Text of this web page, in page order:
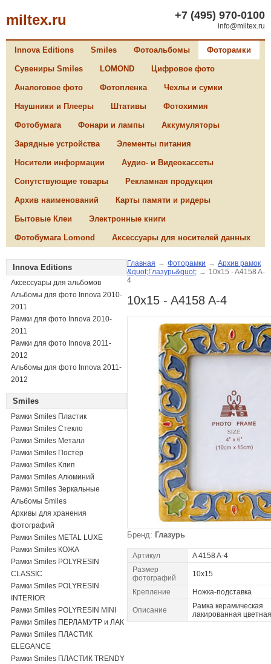
miltex.ru +7 (495) 970-0100
info@miltex.ru
Innova Editions Smiles Фотоальбомы Фоторамки
Сувениры Smiles LOMOND Цифровое фото
Аналоговое фото Фотопленка Чехлы и сумки
Наушники и Плееры Штативы Фотохимия
Фотобумага Фонари и лампы Аккумуляторы
Зарядные устройства Элементы питания
Носители информации Аудио- и Видеокассеты
Сопутствующие товары Рекламная продукция
Архив наименований Карты памяти и ридеры
Бытовые Клеи Электронные книги
Фотобумага Lomond Аксессуары для носителей данных
Innova Editions
Аксессуары для альбомов
Альбомы для фото Innova 2010-
2011
Рамки для фото Innova 2010-
2011
Рамки для фото Innova 2011-
2012
Альбомы для фото Innova 2011-
2012
Smiles
Рамки Smiles Пластик
Рамки Smiles Стекло
Рамки Smiles Металл
Рамки Smiles Постер
Рамки Smiles Клип
Рамки Smiles Алюминий
Рамки Smiles Зеркальные
Альбомы Smiles
Архивы для хранения
фотографий
Рамки Smiles METAL LUXE
Рамки Smiles КОЖА
Рамки Smiles POLYRESIN
CLASSIC
Рамки Smiles POLYRESIN
INTERIOR
Рамки Smiles POLYRESIN MINI
Рамки Smiles ПЕРЛАМУТР и ЛАК
Рамки Smiles ПЛАСТИК
ELEGANCE
Рамки Smiles ПЛАСТИК TRENDY
Главная → Фоторамки → Архив рамок
&quot;Глазурь&quot; → 10x15 - A4158 A-
4
10x15 - A4158 A-4
Бренд: Глазурь
Артикул
A 4158 A-4
Размер
фотографий
10x15
Крепление Ножка-подставка
Описание
Рамка керамическая
лакированная цветная